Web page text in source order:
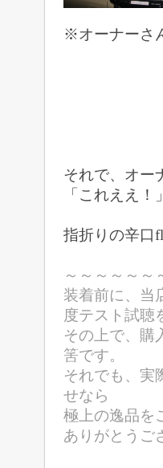
※オーナーさ
それで、オー
「これええ
指折りの辛口
～～～～～～
装着前に、当
度テスト試聴
その上で、購
筈です。
それでも、実
せなら
極上の逸品を
ありがとうご